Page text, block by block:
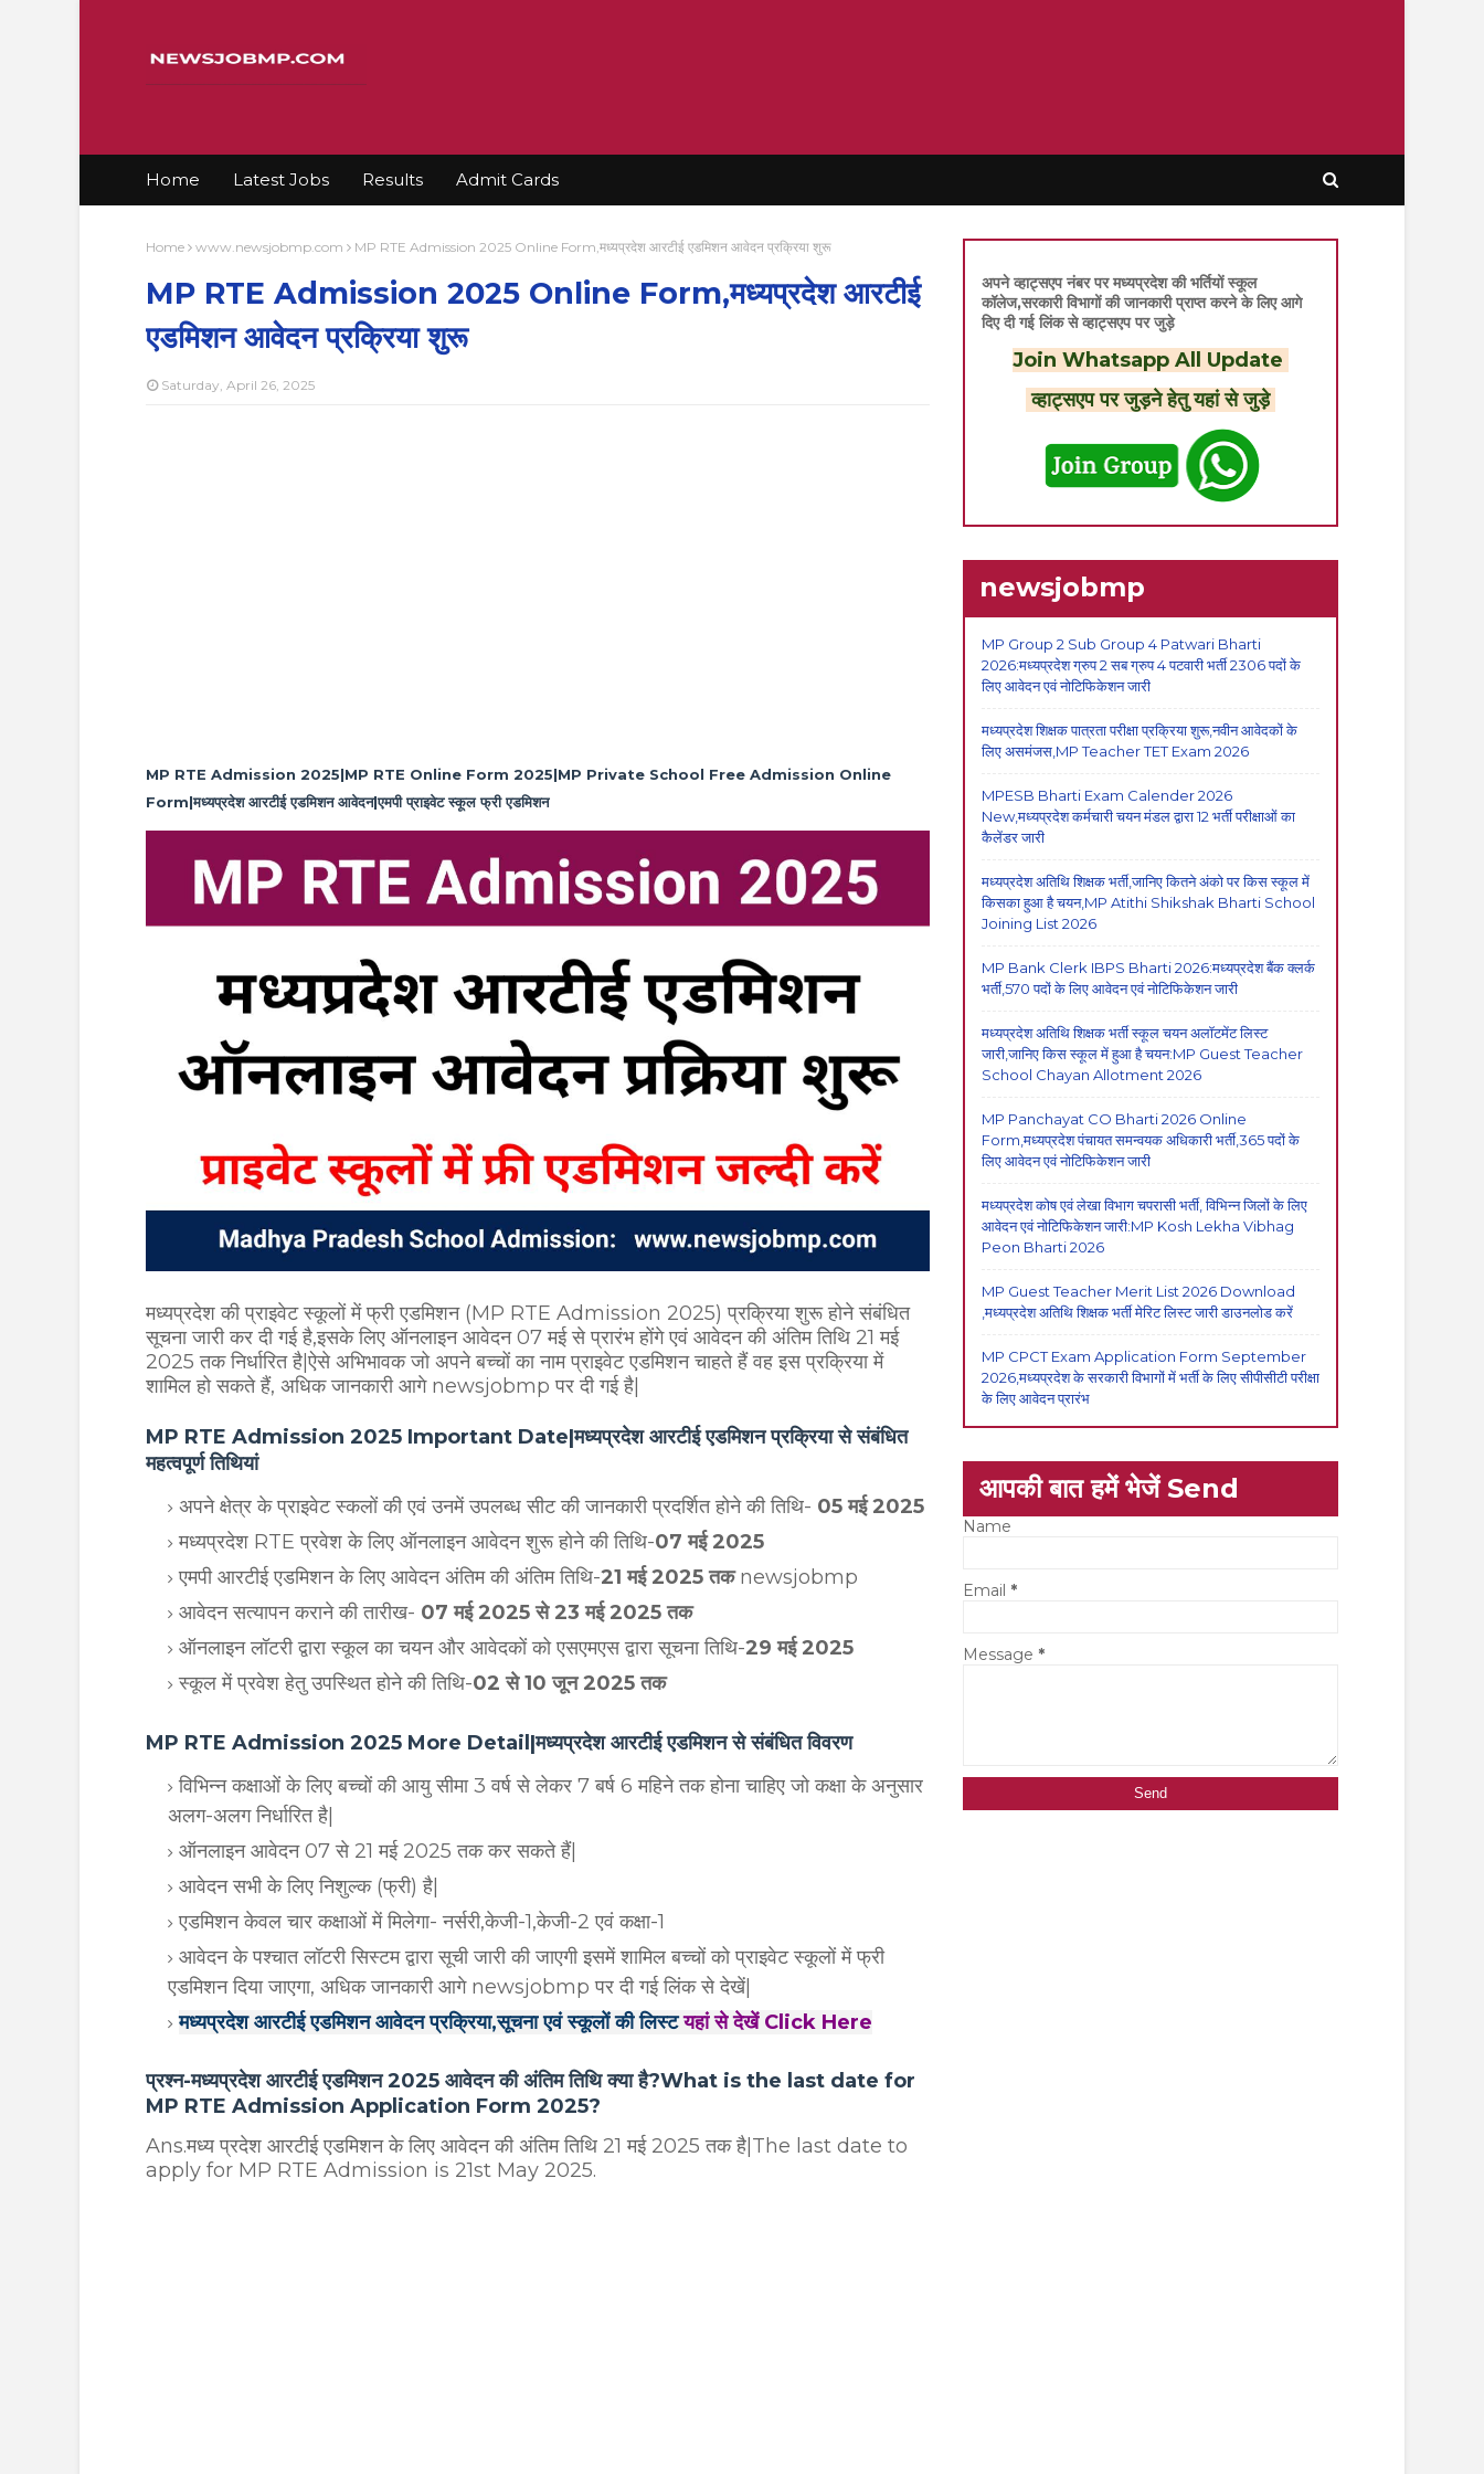
Home Latest Jobs Results Admit Cards
Home www.newsjobmp.com MP RTE Admission 2025 Online Form,मध्यप्रदेश आरटीई एडमिशन आवेदन प्रक्रिया शुरू
MP RTE Admission 2025 Online Form,मध्यप्रदेश आरटीई
एडमिशन आवेदन प्रक्रिया शुरू
Saturday, April 26, 2025
MP RTE Admission 2025|MP RTE Online Form 2025|MP Private School Free Admission Online
Form|मध्यप्रदेश आरटीई एडमिशन आवेदन|एमपी प्राइवेट स्कूल फ्री एडमिशन
मध्यप्रदेश की प्राइवेट स्कूलों में फ्री एडमिशन (MP RTE Admission 2025) प्रक्रिया शुरू होने संबंधित
सूचना जारी कर दी गई है,इसके लिए ऑनलाइन आवेदन 07 मई से प्रारंभ होंगे एवं आवेदन की अंतिम तिथि 21 मई
2025 तक निर्धारित है|ऐसे अभिभावक जो अपने बच्चों का नाम प्राइवेट एडमिशन चाहते हैं वह इस प्रक्रिया में
शामिल हो सकते हैं, अधिक जानकारी आगे newsjobmp पर दी गई है|
MP RTE Admission 2025 Important Date|मध्यप्रदेश आरटीई एडमिशन प्रक्रिया से संबंधित
महत्वपूर्ण तिथियां
अपने क्षेत्र के प्राइवेट स्कलों की एवं उनमें उपलब्ध सीट की जानकारी प्रदर्शित होने की तिथि- 05 मई 2025
मध्यप्रदेश RTE प्रवेश के लिए ऑनलाइन आवेदन शुरू होने की तिथि-07 मई 2025
एमपी आरटीई एडमिशन के लिए आवेदन अंतिम की अंतिम तिथि-21 मई 2025 तकnewsjobmp
आवेदन सत्यापन कराने की तारीख- 07 मई 2025 से 23 मई 2025 तक
ऑनलाइन लॉटरी द्वारा स्कूल का चयन और आवेदकों को एसएमएस द्वारा सूचना तिथि-29 मई 2025
स्कूल में प्रवेश हेतु उपस्थित होने की तिथि-02 से 10 जून 2025 तक
MP RTE Admission 2025 More Detail|मध्यप्रदेश आरटीई एडमिशन से संबंधित विवरण
विभिन्न कक्षाओं के लिए बच्चों की आयु सीमा 3 वर्ष से लेकर 7 बर्ष 6 महिने तक होना चाहिए जो कक्षा के अनुसार
अलग-अलग निर्धारित है|
ऑनलाइन आवेदन 07 से 21 मई 2025 तक कर सकते हैं|
आवेदन सभी के लिए निशुल्क (फ्री) है|
एडमिशन केवल चार कक्षाओं में मिलेगा- नर्सरी,केजी-1,केजी-2 एवं कक्षा-1
आवेदन के पश्चात लॉटरी सिस्टम द्वारा सूची जारी की जाएगी इसमें शामिल बच्चों को प्राइवेट स्कूलों में फ्री
एडमिशन दिया जाएगा, अधिक जानकारी आगे newsjobmp पर दी गई लिंक से देखें|
मध्यप्रदेश आरटीई एडमिशन आवेदन प्रक्रिया,सूचना एवं स्कूलों की लिस्टयहां से देखें Click Here
प्रश्न-मध्यप्रदेश आरटीई एडमिशन 2025 आवेदन की अंतिम तिथि क्या है?What is the last date for
MP RTE Admission Application Form 2025?
Ans.मध्य प्रदेश आरटीई एडमिशन के लिए आवेदन की अंतिम तिथि 21 मई 2025 तक है|The last date to
apply for MP RTE Admission is 21st May 2025.
अपने व्हाट्सएप नंबर पर मध्यप्रदेश की भर्तियों स्कूल
कॉलेज,सरकारी विभागों की जानकारी प्राप्त करने के लिए आगे
दिए दी गई लिंक से व्हाट्सएप पर जुड़े
Join Whatsapp All Update
व्हाट्सएप पर जुड़ने हेतु यहां से जुड़े
newsjobmp
MP Group 2 Sub Group 4 Patwari Bharti
2026:मध्यप्रदेश ग्रुप 2 सब ग्रुप 4 पटवारी भर्ती 2306 पदों के
लिए आवेदन एवं नोटिफिकेशन जारी
मध्यप्रदेश शिक्षक पात्रता परीक्षा प्रक्रिया शुरू,नवीन आवेदकों के
लिए असमंजस,MP Teacher TET Exam 2026
MPESB Bharti Exam Calender 2026
New,मध्यप्रदेश कर्मचारी चयन मंडल द्वारा 12 भर्ती परीक्षाओं का
कैलेंडर जारी
मध्यप्रदेश अतिथि शिक्षक भर्ती,जानिए कितने अंको पर किस स्कूल में
किसका हुआ है चयन,MP Atithi Shikshak Bharti School
Joining List 2026
MP Bank Clerk IBPS Bharti 2026:मध्यप्रदेश बैंक क्लर्क
भर्ती,570 पदों के लिए आवेदन एवं नोटिफिकेशन जारी
मध्यप्रदेश अतिथि शिक्षक भर्ती स्कूल चयन अलॉटमेंट लिस्ट
जारी,जानिए किस स्कूल में हुआ है चयन:MP Guest Teacher
School Chayan Allotment 2026
MP Panchayat CO Bharti 2026 Online
Form,मध्यप्रदेश पंचायत समन्वयक अधिकारी भर्ती,365 पदों के
लिए आवेदन एवं नोटिफिकेशन जारी
मध्यप्रदेश कोष एवं लेखा विभाग चपरासी भर्ती, विभिन्न जिलों के लिए
आवेदन एवं नोटिफिकेशन जारी:MP Kosh Lekha Vibhag
Peon Bharti 2026
MP Guest Teacher Merit List 2026 Download
,मध्यप्रदेश अतिथि शिक्षक भर्ती मेरिट लिस्ट जारी डाउनलोड करें
MP CPCT Exam Application Form September
2026,मध्यप्रदेश के सरकारी विभागों में भर्ती के लिए सीपीसीटी परीक्षा
के लिए आवेदन प्रारंभ
आपकी बात हमें भेजें Send
Name
Email *
Message *